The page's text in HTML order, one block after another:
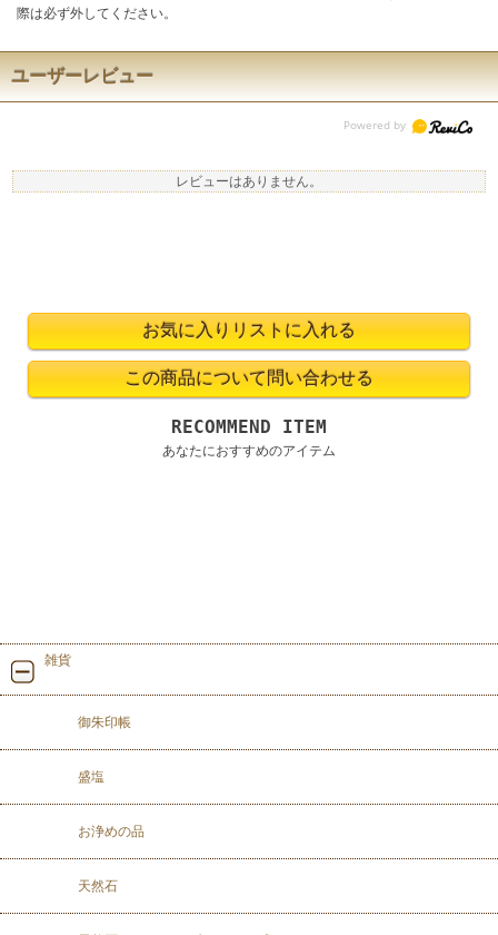
際は必ず外してください。
ユーザーレビュー
レビューはありません。
RECOMMEND ITEM
あなたにおすすめのアイテム
雑貨
御朱印帳
盛塩
お浄めの品
天然石